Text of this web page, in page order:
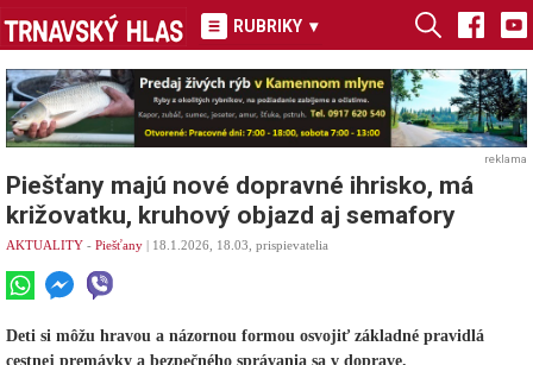
RUBRIKY ▾
reklama
Piešťany majú nové dopravné ihrisko, má
križovatku, kruhový objazd aj semafory
AKTUALITY - Piešťany | 18.1.2026, 18.03, prispievatelia
Deti si môžu hravou a názornou formou osvojiť základné pravidlá
cestnej premávky a bezpečného správania sa v doprave.